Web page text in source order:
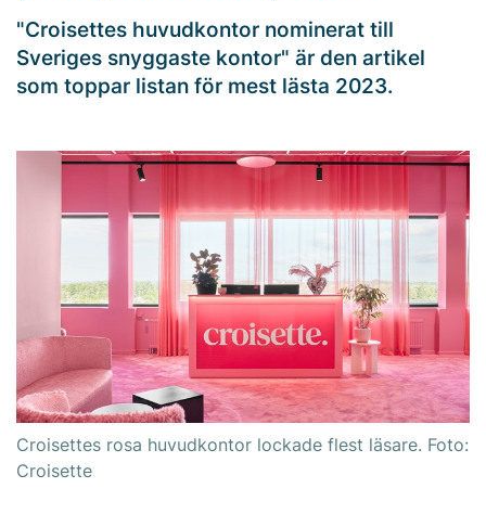
"Croisettes huvudkontor nominerat till
Sveriges snyggaste kontor" är den artikel
som toppar listan för mest lästa 2023.
Croisettes rosa huvudkontor lockade flest läsare. Foto:
Croisette